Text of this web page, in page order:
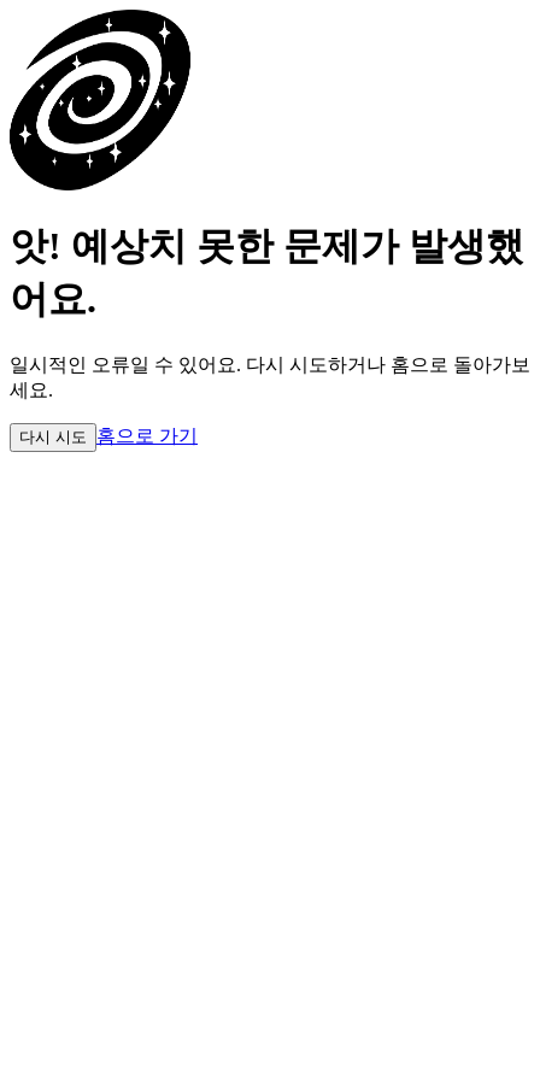
앗! 예상치 못한 문제가 발생했
어요.
일시적인 오류일 수 있어요. 다시 시도하거나 홈으로 돌아가보
세요.
다시 시도 홈으로 가기